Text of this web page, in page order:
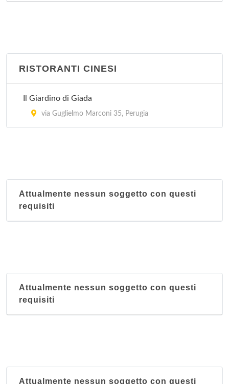
RISTORANTI CINESI
Il Giardino di Giada
via Guglielmo Marconi 35, Perugia
Attualmente nessun soggetto con questi
requisiti
Attualmente nessun soggetto con questi
requisiti
Attualmente nessun soggetto con questi